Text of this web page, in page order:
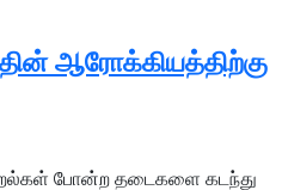
ஆரோக்கியத்திற்கு
போன்ற தடைகளை கடந்து